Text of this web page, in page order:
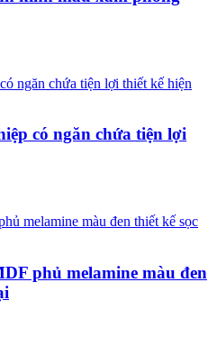
có ngăn chứa tiện lợi
phủ melamine màu đen